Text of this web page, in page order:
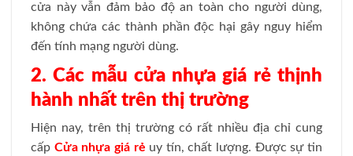
cửa này vẫn đảm bảo độ an toàn cho người dùng,
không chứa các thành phần độc hại gây nguy hiểm
đến tính mạng người dùng.
2. Các mẫu cửa nhựa giá rẻ thịnh
hành nhất trên thị trường
Hiện nay, trên thị trường có rất nhiều địa chỉ cung
cấp Cửa nhựa giá rẻ uy tín, chất lượng. Được sự tin